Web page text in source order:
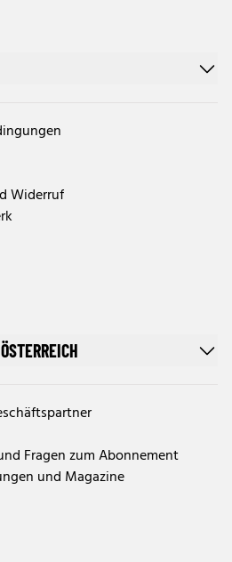
Widerruf
Fragen zum Abonnement
und Magazine